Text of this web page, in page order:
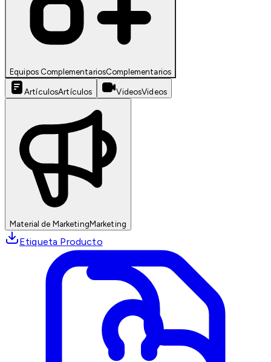
Equipos ComplementariosComplementarios
ArtículosArtículos VideosVideos
Material de MarketingMarketing
Etiqueta Producto